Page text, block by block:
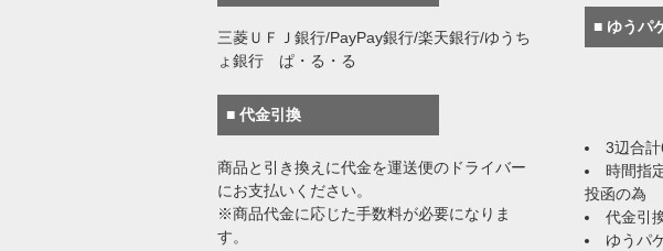
三菱ＵＦＪ銀行/PayPay銀行/楽天銀行/ゆうち
ょ銀行 ぱ・る・る
■ 代金引換
商品と引き換えに代金を運送便のドライバー
にお支払いください。
※商品代金に応じた手数料が必要になりま
す。
■ ゆうパ
3辺合
時間指
投函の為
代金引
ゆうパ